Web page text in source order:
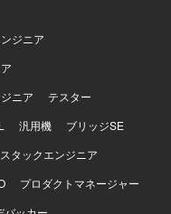
ジニア
ニア
テスター
汎用機
ブリッジSE
タックエンジニア
プロダクトマネージャー